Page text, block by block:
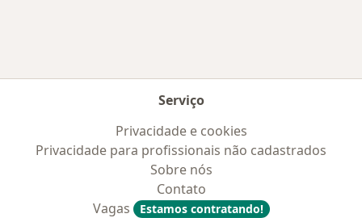
Serviço
Privacidade e cookies
Privacidade para profissionais não cadastrados
Sobre nós
Contato
Vagas
Estamos contratando!